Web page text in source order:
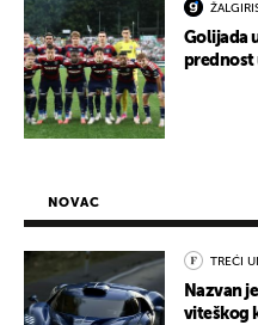
Golijada
prednost
NOVAC
TREĆI
Nazvan
viteškog